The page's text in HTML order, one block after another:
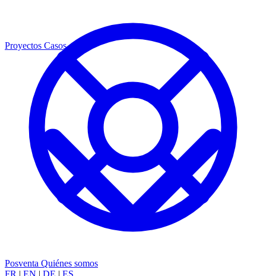
Posventa Quiénes somos
FR | EN | DE | ES
Proyectos Casos